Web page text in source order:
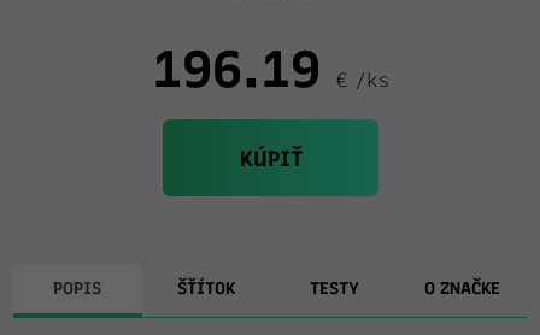
196.19 € /ks
KÚPIŤ
POPIS ŠŤÍTOK TESTY O ZNAČKE